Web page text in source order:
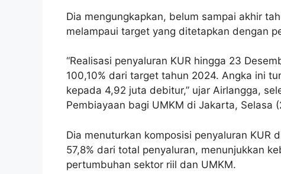
Dia mengungkapkan, belum sampai akhir
melampaui target yang ditetapkan dengan
“Realisasi penyaluran KUR hingga 23
100,10% dari target tahun 2024. Angka ini
kepada 4,92 juta debitur,” ujar Airlangga,
Pembiayaan bagi UMKM di Jakarta, Selasa
Dia menuturkan komposisi penyaluran KUR
57,8% dari total penyaluran, menunjukkan
pertumbuhan sektor riil dan UMKM.